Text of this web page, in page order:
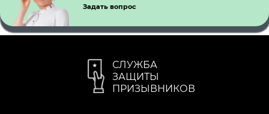
Задать вопрос
СЛУЖБА
ЗАЩИТЫ
ПРИЗЫВНИКОВ